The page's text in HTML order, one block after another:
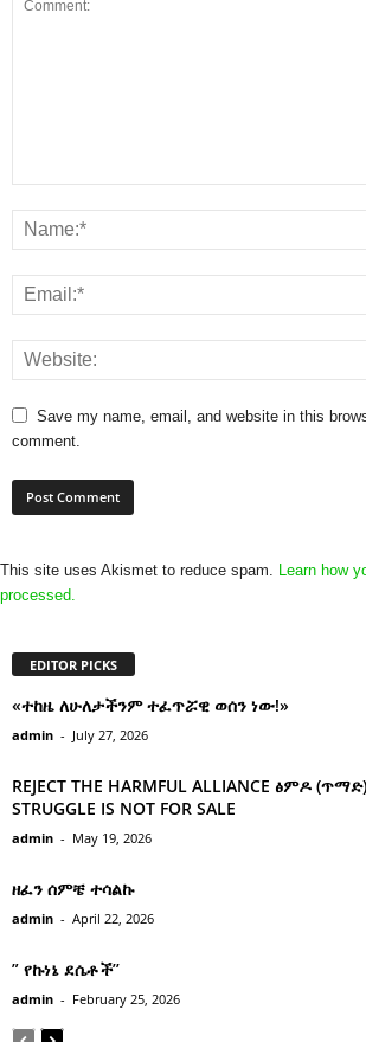
Save my name, email, and website in this
comment.
This site uses Akismet to reduce spam. Learn how
processed.
EDITOR PICKS
«ተከዜ ለሁለታችንም ተፈጥሯዊ ወሰን ነው!»
admin - July 27, 2026
REJECT THE HARMFUL ALLIANCE ፅምዶ
STRUGGLE IS NOT FOR SALE
admin - May 19, 2026
ዘፈን ሰምቼ ተሳልኩ
admin - April 22, 2026
” የኩነኔ ደሴቶች’’
admin - February 25, 2026